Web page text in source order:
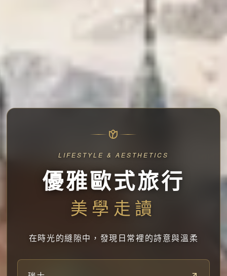
LIFESTYLE & AESTHETICS
優雅歐式旅行
美學走讀
在時光的縫隙中，發現日常裡的詩意與溫柔